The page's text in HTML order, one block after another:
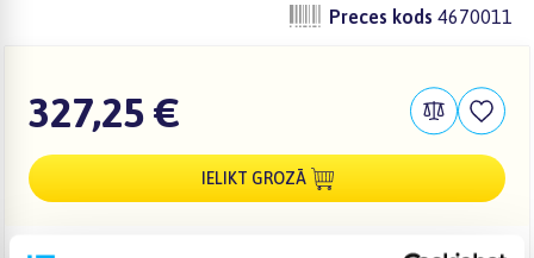
Preces kods 4670011
327,25 €
IELIKT GROZĀ